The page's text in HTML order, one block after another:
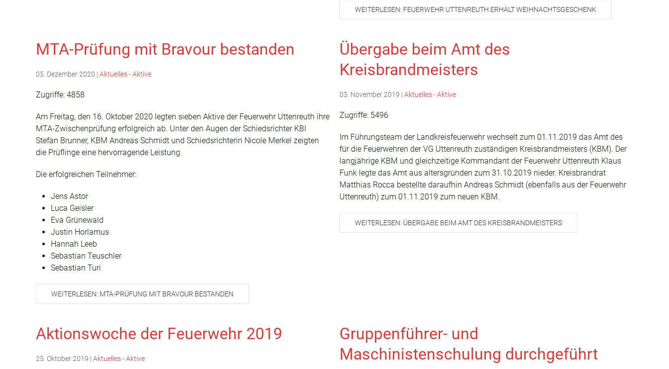
WEITERLESEN: FEUERWEHR UTTENREUTH ERHÄLT WEIHNACHTSGESCHENK
MTA-Prüfung mit Bravour bestanden
05. Dezember 2020 | Aktuelles - Aktive
Zugriffe: 4858
Am Freitag, den 16. Oktober 2020 legten sieben Aktive der Feuerwehr Uttenreuth ihre
MTA-Zwischenprüfung erfolgreich ab. Unter den Augen der Schiedsrichter KBI
Stefan Brunner, KBM Andreas Schmidt und Schiedsrichterin Nicole Merkel zeigten
die Prüflinge eine hervorragende Leistung.
Die erfolgreichen Teilnehmer:
Jens Astor
Luca Geisler
Eva Grünewald
Justin Horlamus
Hannah Leeb
Sebastian Teuschler
Sebastian Turi
WEITERLESEN: MTA-PRÜFUNG MIT BRAVOUR BESTANDEN
Übergabe beim Amt des
Kreisbrandmeisters
03. November 2019 | Aktuelles - Aktive
Zugriffe: 5496
Im Führungsteam der Landkreisfeuerwehr wechselt zum 01.11.2019 das Amt des
für die Feuerwehren der VG Uttenreuth zuständigen Kreisbrandmeisters (KBM). Der
langjährige KBM und gleichzeitige Kommandant der Feuerwehr Uttenreuth Klaus
Funk legte das Amt aus altersgründen zum 31.10.2019 nieder. Kreisbrandrat
Matthias Rocca bestellte daraufhin Andreas Schmidt (ebenfalls aus der Feuerwehr
Uttenreuth) zum 01.11.2019 zum neuen KBM.
WEITERLESEN: ÜBERGABE BEIM AMT DES KREISBRANDMEISTERS
Aktionswoche der Feuerwehr 2019
25. Oktober 2019 | Aktuelles - Aktive
Gruppenführer- und
Maschinistenschulung durchgeführt